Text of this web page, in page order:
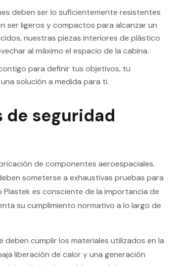
deben ser lo suficientemente resistentes
ser ligeros y compactos para alcanzar un
nuestras piezas interiores de plástico
al máximo el espacio de la cabina.
para definir tus objetivos, tu
solución a medida para ti.
de seguridad
de componentes aeroespaciales.
someterse a exhaustivas pruebas para
es consciente de la importancia de
su cumplimiento normativo a lo largo de
cumplir los materiales utilizados en la
liberación de calor y una generación